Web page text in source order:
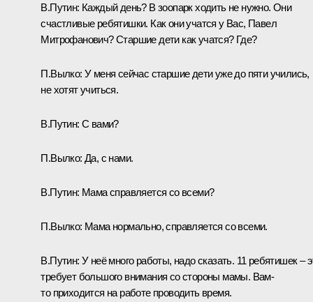
В.Путин: Каждый день? В зоопарк ходить не нужно. Они
счастливые ребятишки. Как они учатся у Вас, Павел
Митрофанович? Старшие дети как учатся? Где?
П.Вылко: У меня сейчас старшие дети уже до пяти учились,
не хотят учиться.
В.Путин: С вами?
П.Вылко: Да, с нами.
В.Путин: Мама справляется со всеми?
П.Вылко: Мама нормально, справляется со всеми.
В.Путин: У неё много работы, надо сказать. 11 ребятишек –
требует большого внимания со стороны мамы. Вам-
то приходится на работе проводить время.